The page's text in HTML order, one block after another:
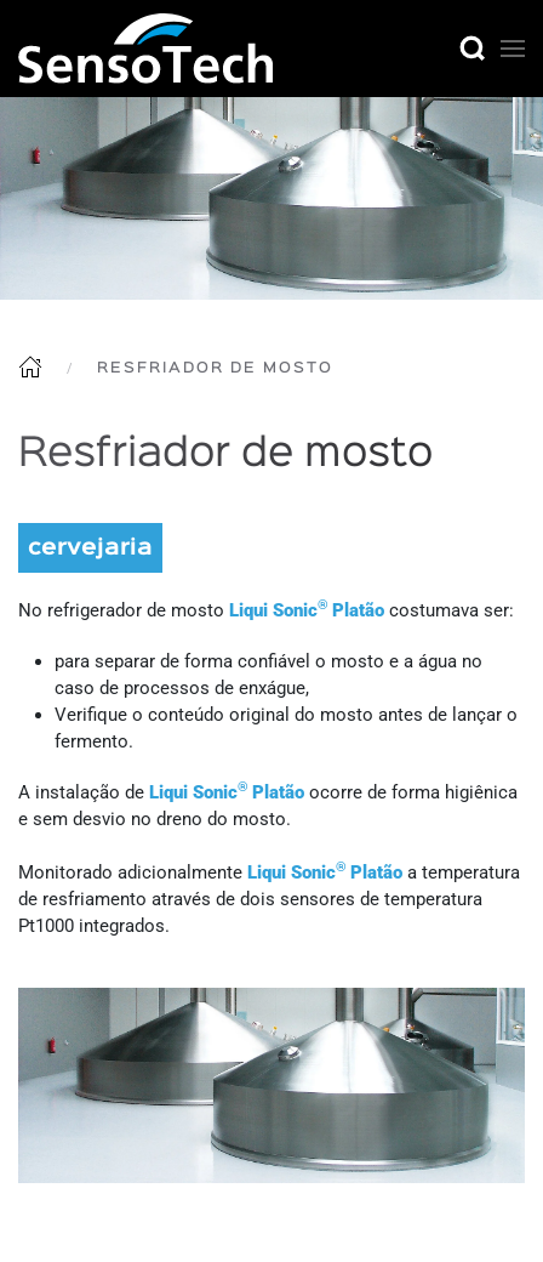
RESFRIADOR DE MOSTO
Resfriador de mosto
cervejaria
No refrigerador de mosto Liqui Sonic® Platão costumava ser:
para separar de forma confiável o mosto e a água no
caso de processos de enxágue,
Verifique o conteúdo original do mosto antes de lançar o
fermento.
A instalação de Liqui Sonic® Platão ocorre de forma higiênica
e sem desvio no dreno do mosto.
Monitorado adicionalmente Liqui Sonic® Platão a temperatura
de resfriamento através de dois sensores de temperatura
Pt1000 integrados.